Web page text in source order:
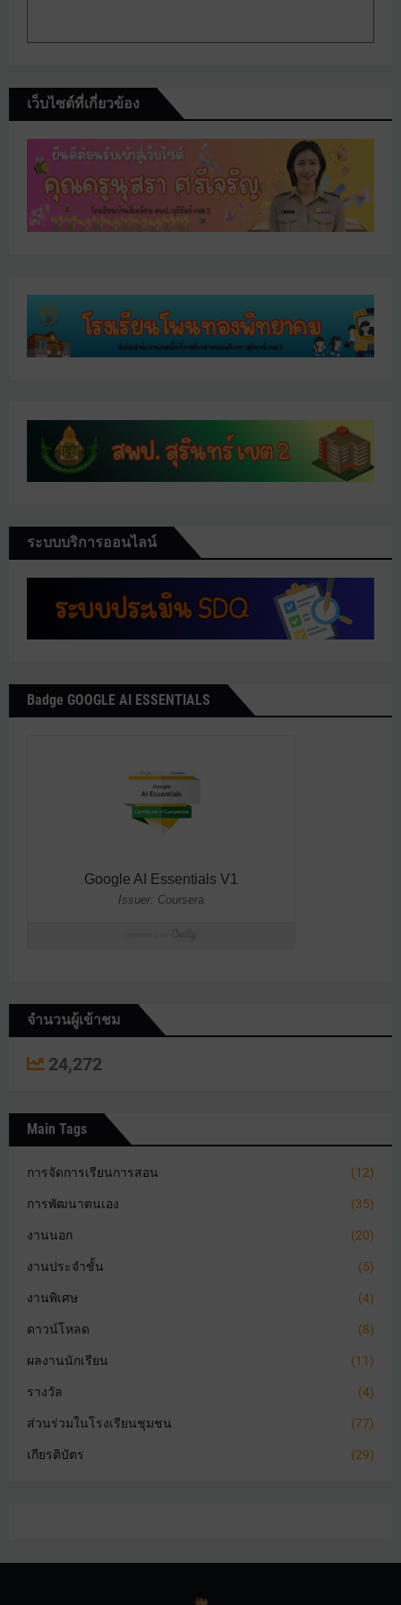
เว็บไซต์ที่เกี่ยวข้อง
ระบบบริการออนไลน์
Badge GOOGLE AI ESSENTIALS
จำนวนผู้เข้าชม
24,272
Main Tags
การจัดการเรียนการสอน (12)
การพัฒนาตนเอง (35)
งานนอก (20)
งานประจำชั้น (5)
งานพิเศษ (4)
ดาวน์โหลด (8)
ผลงานนักเรียน (11)
รางวัล (4)
ส่วนร่วมในโรงเรียนชุมชน (77)
เกียรติบัตร (29)